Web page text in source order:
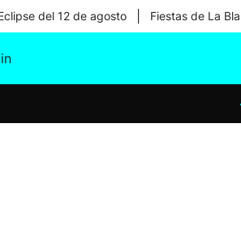
del 12 de agosto Fiestas de La